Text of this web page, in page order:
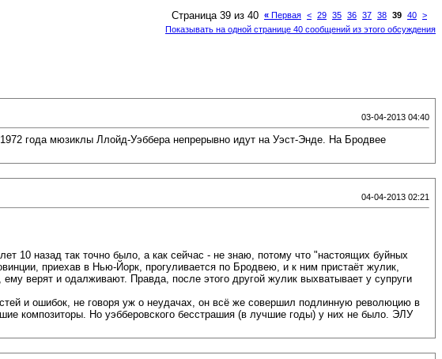
Страница 39 из 40 « Первая < 29 35 36 37 38 39 40 >
Показывать на одной странице 40 сообщений из этого обсуждения
03-04-2013 04:40
года мюзиклы Ллойд-Уэббера непрерывно идут на Уэст-Энде. На Бродвее
04-04-2013 02:21
10 назад так точно было, а как сейчас - не знаю, потому что "настоящих буйных
приехав в Нью-Йорк, прогуливается по Бродвею, и к ним пристаёт жулик,
верят и одалживают. Правда, после этого другой жулик выхватывает у супруги
и ошибок, не говоря уж о неудачах, он всё же совершил подлинную революцию в
композиторы. Но уэбберовского бесстрашия (в лучшие годы) у них не было. ЭЛУ